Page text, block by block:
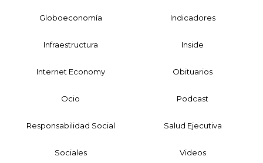
Globoeconomía Indicadores
Infraestructura Inside
Internet Economy Obituarios
Ocio Podcast
Responsabilidad Social Salud Ejecutiva
Sociales Videos